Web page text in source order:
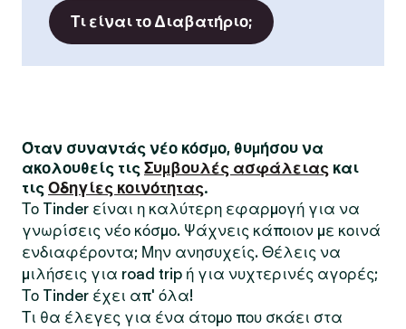
Τι είναι το Διαβατήριο;
Όταν συναντάς νέο κόσμο, θυμήσου να
ακολουθείς τις Συμβουλές ασφάλειας και
τις Οδηγίες κοινότητας.
Το Tinder είναι η καλύτερη εφαρμογή για να
γνωρίσεις νέο κόσμο. Ψάχνεις κάποιον με κοινά
ενδιαφέροντα; Μην ανησυχείς. Θέλεις να
μιλήσεις για road trip ή για νυχτερινές αγορές;
Το Tinder έχει απ' όλα!
Τι θα έλεγες για ένα άτομο που σκάει στα